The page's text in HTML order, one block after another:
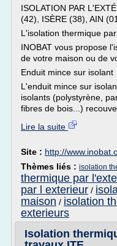
ISOLATION PAR
(42), ISÈRE (38), AIN
L'isolation thermique
INOBAT vous propose
de votre maison ou de
Enduit mince sur isolant
L'enduit mince sur
isolants (polystyrène,
fibres de bois...)
Lire la suite
Site : http://
Thèmes liés : isolation
thermique par
par l exterieur /
maison / isolation
exterieurs
Isolation